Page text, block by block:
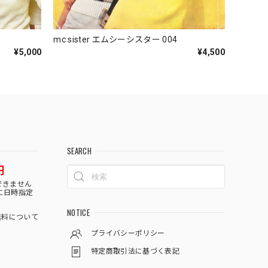
¥5,000
mc sister エムシーシスター 004
¥4,500
きません
日時指定
について
SEARCH
NOTICE
プライバシーポリシー
特定商取引法に基づく表記